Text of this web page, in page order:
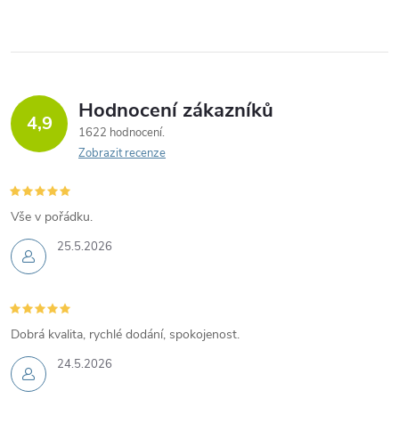
4,9 Hodnocení zákazníků
1622 hodnocení
Zobrazit recenze
25.5.2026
Vše v pořádku.
24.5.2026
Dobrá kvalita, rychlé dodání, spokojenost.